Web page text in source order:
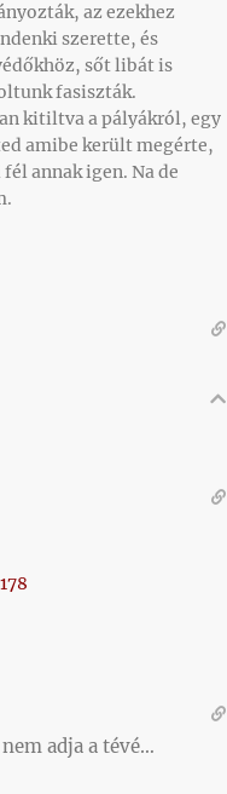
az ezekhez
szerette, és
sőt libát is
fasiszták.
kitiltva a pályákról, egy
amibe került megérte,
annak igen. Na de
adja a tévé…